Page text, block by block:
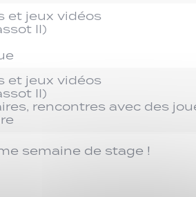
et jeux vidéos
II)
et jeux vidéos
II)
rencontres avec des
semaine de stage !